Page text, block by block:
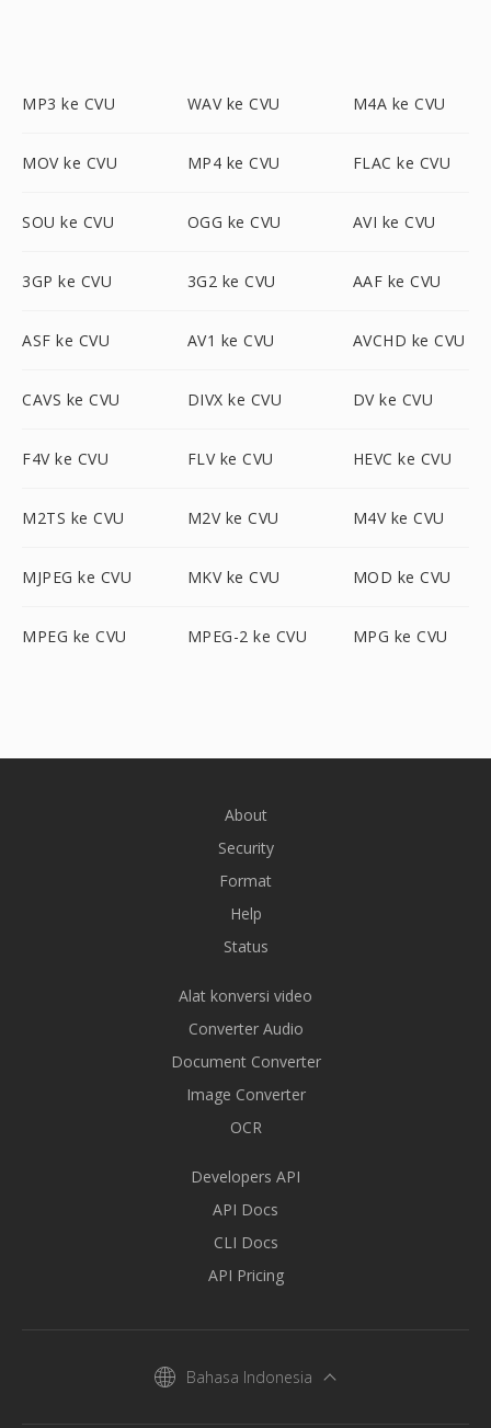
MP3 ke CVU WAV ke CVU M4A ke CVU
MOV ke CVU MP4 ke CVU FLAC ke CVU
SOU ke CVU OGG ke CVU AVI ke CVU
3GP ke CVU 3G2 ke CVU AAF ke CVU
ASF ke CVU AV1 ke CVU AVCHD ke CVU
CAVS ke CVU DIVX ke CVU DV ke CVU
F4V ke CVU FLV ke CVU HEVC ke CVU
M2TS ke CVU M2V ke CVU M4V ke CVU
MJPEG ke CVU MKV ke CVU MOD ke CVU
MPEG ke CVU MPEG-2 ke CVU MPG ke CVU
About
Security
Format
Help
Status
Alat konversi video
Converter Audio
Document Converter
Image Converter
OCR
Developers API
API Docs
CLI Docs
API Pricing
Bahasa Indonesia